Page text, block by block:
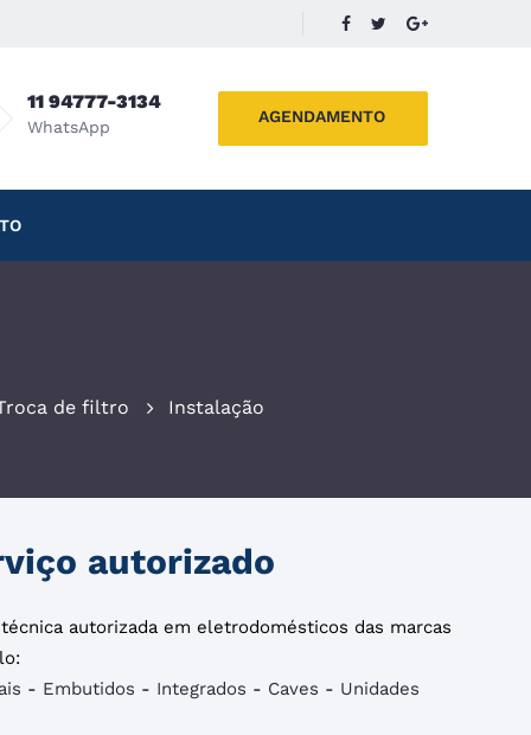
AGENDAMENTO
11 94777-3134
WhatsApp
de filtro Instalação
autorizado
autorizada em eletrodomésticos das marcas
- Embutidos - Integrados - Caves - Unidades